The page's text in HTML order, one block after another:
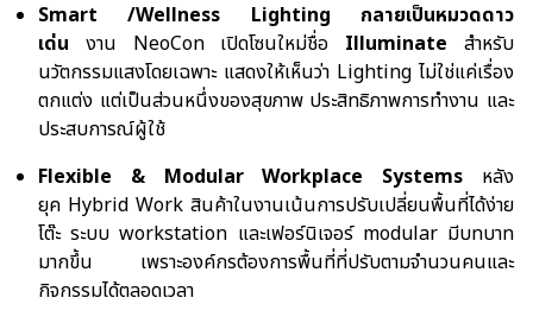
Smart /Wellness Lighting กลายเป็นหมวดดาว
เด่น งาน NeoCon เปิดโซนใหม่ชื่อ Illuminate สำหรับ
นวัตกรรมแสงโดยเฉพาะ แสดงให้เห็นว่า Lighting ไม่ใช่แค่เรื่อง
ตกแต่ง แต่เป็นส่วนหนึ่งของสุขภาพ ประสิทธิภาพการทำงาน และ
ประสบการณ์ผู้ใช้
Flexible & Modular Workplace
Systems
หลัง
ยุค Hybrid Work สินค้าในงานเน้นการปรับเปลี่ยนพื้นที่ได้ง่าย
โต๊ะ ระบบworkstation และเฟอร์นิเจอร์ modular มีบทบาท
มากขึ้น เพราะองค์กรต้องการพื้นที่ที่ปรับตามจำนวนคนและ
กิจกรรมได้ตลอดเวลา